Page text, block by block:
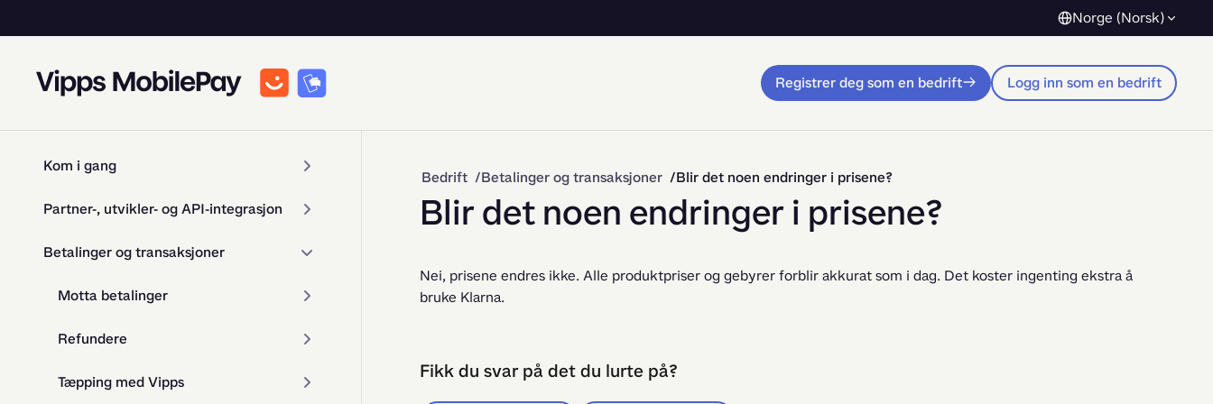
Norge (Norsk)
Registrer deg som en bedrift Logg inn som en bedrift
Kom i gang
Partner-, utvikler- og API-integrasjon
Betalinger og transaksjoner
Motta betalinger
Refundere
Tæpping med Vipps
Bedrift Betalinger og transaksjoner Blir det noen endringer i prisene?
Blir det noen endringer i prisene?
Nei, prisene endres ikke. Alle produktpriser og gebyrer forblir akkurat som i dag. Det koster ingenting ekstra å
bruke Klarna.
Fikk du svar på det du lurte på?